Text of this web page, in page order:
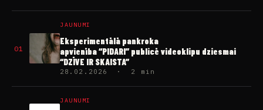
01
JAUNUMI
Eksperimentālā pankroka
apvienība “PIDARI” publicē videoklipu dziesmai
“DZĪVE IR SKAISTA”
28.02.2026 · 2 min
JAUNUMI